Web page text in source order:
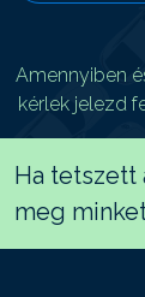
Amennyiben
kérlek jelezd
Ha tetszett
meg